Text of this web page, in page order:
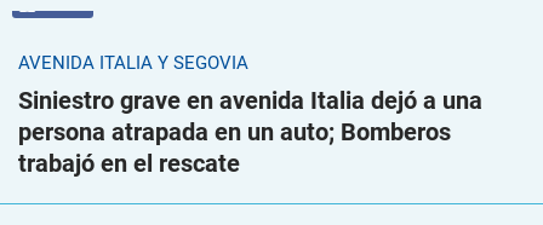
AVENIDA ITALIA Y SEGOVIA
Siniestro grave en avenida Italia dejó a una
persona atrapada en un auto; Bomberos
trabajó en el rescate